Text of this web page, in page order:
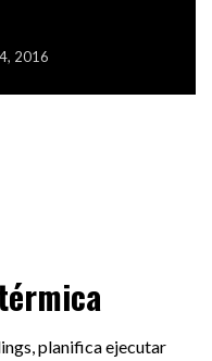
2016
planifica ejecutar